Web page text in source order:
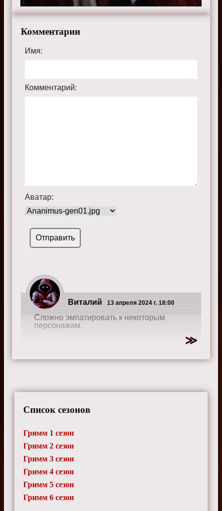
Комментарии
Имя:
Комментарий:
Аватар:
Виталий 13 апреля 2024 г. 18:00
Сложно эмпатировать к некоторым
персонажам.
Список сезонов
Гримм 1 сезон
Гримм 2 сезон
Гримм 3 сезон
Гримм 4 сезон
Гримм 5 сезон
Гримм 6 сезон